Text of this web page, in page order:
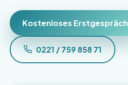
Kostenloses Erstgespräch
0221 / 759 858 71